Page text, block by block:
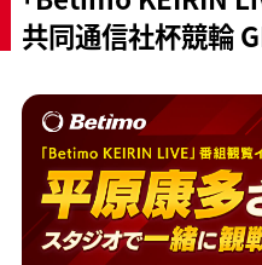
共同通信社杯競輪